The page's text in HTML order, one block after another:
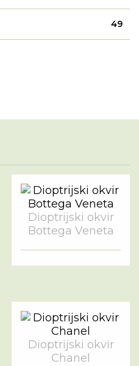
49
Dioptrijski okvir
Bottega Veneta
Dioptrijski okvir
Chanel